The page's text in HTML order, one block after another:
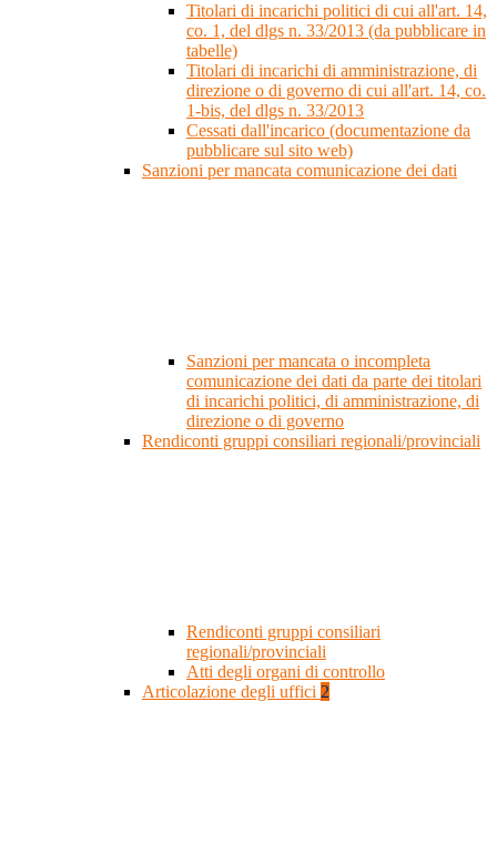
Titolari di incarichi politici di cui all'art. 14,
co. 1, del dlgs n. 33/2013 (da pubblicare in
tabelle)
Titolari di incarichi di amministrazione, di
direzione o di governo di cui all'art. 14, co.
1-bis, del dlgs n. 33/2013
Cessati dall'incarico (documentazione da
pubblicare sul sito web)
Sanzioni per mancata comunicazione dei dati
Sanzioni per mancata o incompleta
comunicazione dei dati da parte dei titolari
di incarichi politici, di amministrazione, di
direzione o di governo
Rendiconti gruppi consiliari regionali/provinciali
Rendiconti gruppi consiliari
regionali/provinciali
Atti degli organi di controllo
Articolazione degli uffici 2